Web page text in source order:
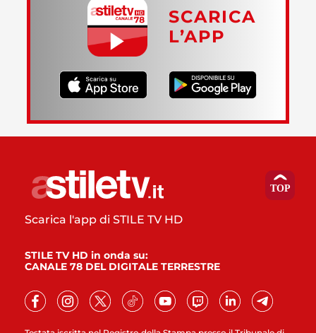
SCARICA
L’APP
Scarica l'app di STILE TV HD
STILE TV HD in onda su:
CANALE 78 DEL DIGITALE TERRESTRE